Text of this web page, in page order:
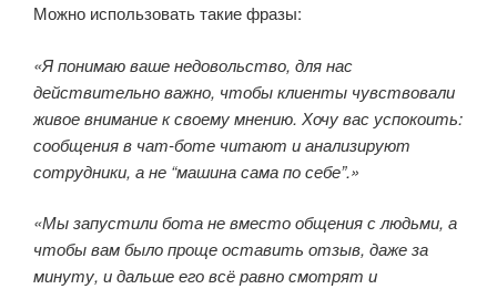
Можно использовать такие фразы:
«Я понимаю ваше недовольство, для нас
действительно важно, чтобы клиенты чувствовали
живое внимание к своему мнению. Хочу вас успокоить:
сообщения в чат-боте читают и анализируют
сотрудники, а не “машина сама по себе”.»
«Мы запустили бота не вместо общения с людьми, а
чтобы вам было проще оставить отзыв, даже за
минуту, и дальше его всё равно смотрят и